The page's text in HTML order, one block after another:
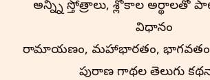
అన్న్ని స్తోత్రాలు, శ్లోకాల
విధానం
రామాయణం, మహాభారతం, భాగవతం
పురాణ గాథల తెలుగు